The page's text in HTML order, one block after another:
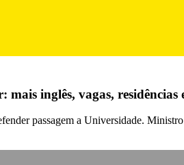
inglês, vagas, residências
passagem a Universidade.